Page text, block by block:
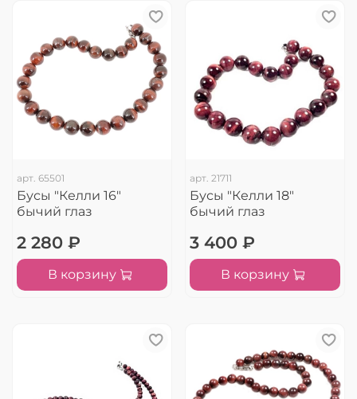
арт. 65501
Бусы "Келли 16"
бычий глаз
2 280 ₽
В корзину
арт. 21711
Бусы "Келли 18"
бычий глаз
3 400 ₽
В корзину